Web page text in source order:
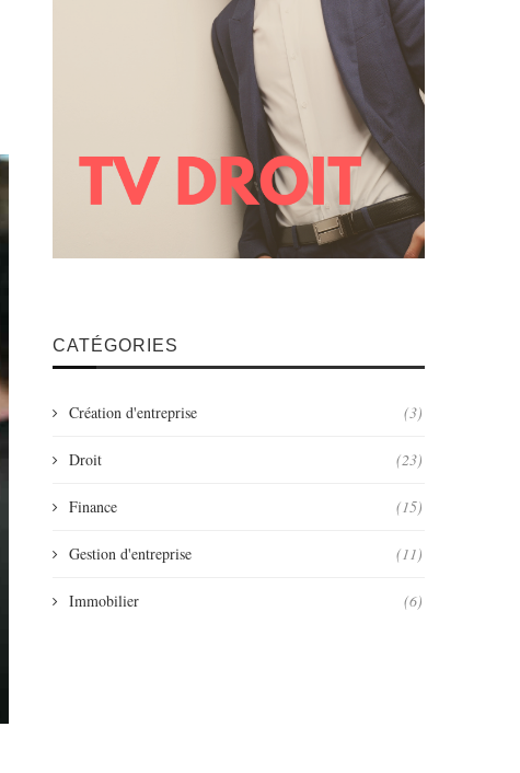
CATÉGORIES
Création d'entreprise (3)
Droit (23)
Finance (15)
Gestion d'entreprise (11)
Immobilier (6)